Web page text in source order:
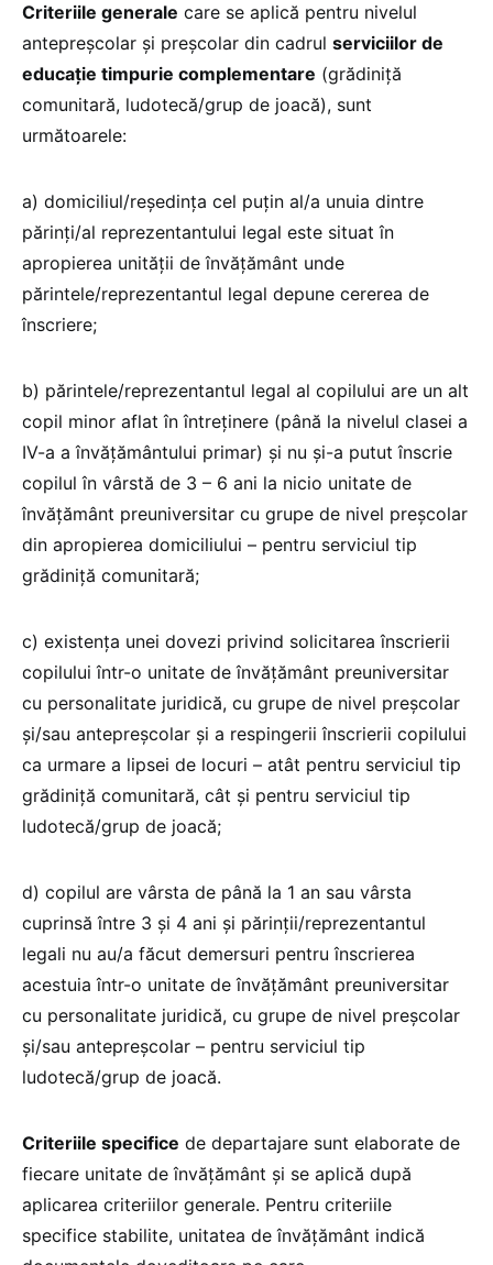
Criteriile generale care se aplică pentru nivelul
antepreșcolar și preșcolar din cadrul serviciilor de
educație timpurie complementare (grădiniță
comunitară, ludotecă/grup de joacă), sunt
următoarele:
a) domiciliul/reședința cel puțin al/a unuia dintre
părinți/al reprezentantului legal este situat în
apropierea unității de învățământ unde
părintele/reprezentantul legal depune cererea de
înscriere;
b) părintele/reprezentantul legal al copilului are un alt
copil minor aflat în întreținere (până la nivelul clasei a
IV-a a învățământului primar) și nu și-a putut înscrie
copilul în vârstă de 3 – 6 ani la nicio unitate de
învățământ preuniversitar cu grupe de nivel preșcolar
din apropierea domiciliului – pentru serviciul tip
grădiniță comunitară;
c) existența unei dovezi privind solicitarea înscrierii
copilului într-o unitate de învățământ preuniversitar
cu personalitate juridică, cu grupe de nivel preșcolar
și/sau antepreșcolar și a respingerii înscrierii copilului
ca urmare a lipsei de locuri – atât pentru serviciul tip
grădiniță comunitară, cât și pentru serviciul tip
ludotecă/grup de joacă;
d) copilul are vârsta de până la 1 an sau vârsta
cuprinsă între 3 și 4 ani și părinții/reprezentantul
legali nu au/a făcut demersuri pentru înscrierea
acestuia într-o unitate de învățământ preuniversitar
cu personalitate juridică, cu grupe de nivel preșcolar
și/sau antepreșcolar – pentru serviciul tip
ludotecă/grup de joacă.
Criteriile specifice de departajare sunt elaborate de
fiecare unitate de învățământ și se aplică după
aplicarea criteriilor generale. Pentru criteriile
specifice stabilite, unitatea de învățământ indică